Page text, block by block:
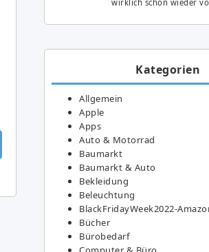
wirklich schon wieder
Kategorien
Allgemein
Apple
Apps
Auto & Motorrad
Baumarkt
Baumarkt & Auto
Bekleidung
Beleuchtung
BlackFridayWeek2022-
Bücher
Bürobedarf